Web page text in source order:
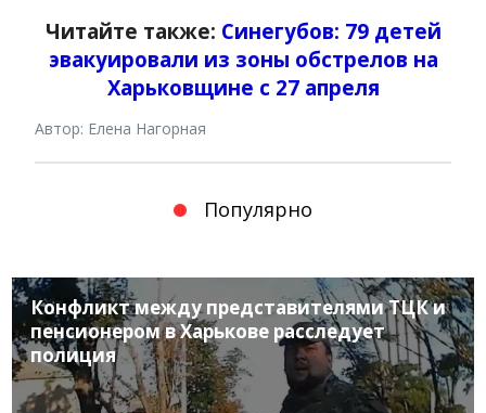
Читайте также: Синегубов: 79 детей
эвакуировали из зоны обстрелов на
Харьковщине с 27 апреля
Автор: Елена Нагорная
Популярно
Конфликт между представителями ТЦК и
пенсионером в Харькове расследует
полиция